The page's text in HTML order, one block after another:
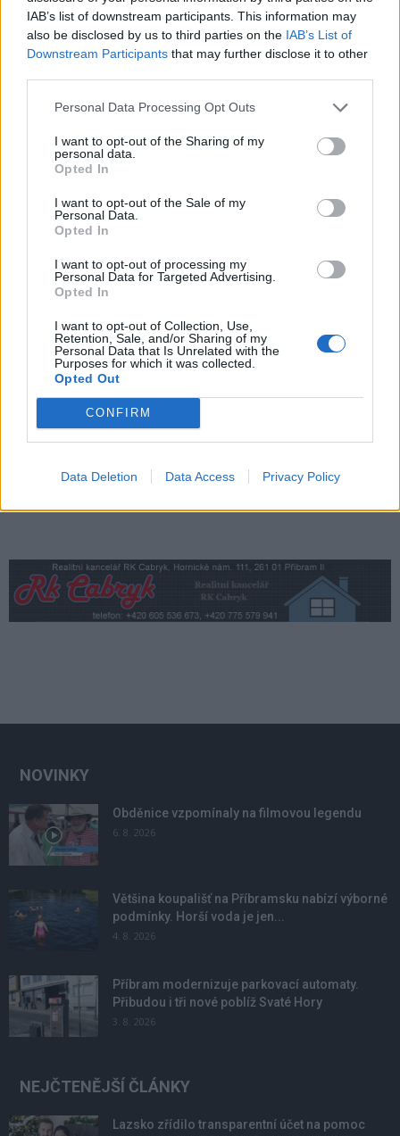
IAB’s list of downstream participants. This information may
also be disclosed by us to third parties on the IAB’s List of
Downstream Participants that may further disclose it to other
Personal Data Processing Opt Outs
I want to opt-out of the Sharing of my
personal data.
Opted In
I want to opt-out of the Sale of my
Personal Data.
Opted In
I want to opt-out of processing my
Personal Data for Targeted Advertising.
Opted In
I want to opt-out of Collection, Use,
Retention, Sale, and/or Sharing of my
Personal Data that Is Unrelated with the
Purposes for which it was collected.
Opted Out
CONFIRM
Data Deletion Data Access Privacy Policy
Policie žádá veřejnost o pomoc
při zjištění totožnosti zraněného
muže
Letos už přes 400 řidičů usedlo
na Příbramsku za volant „pod
vlivem“
SOUVISEJÍCÍ ČLÁNKY
VÍCE OD AUTORA
Zpravodajství
výborné podmínky. Horší voda je jen na
Živohošti
Příbram modernizuje parkovací automaty.
Přibudou i tři nové poblíž Svaté Hory
Zpravodajství
Středočeský kraj upravil pravidla soutěže.
Obce nově získají body i za předcházení
NOVINKY
Obděnice vzpomínaly na filmovou legendu
6. 8. 2026
Většina koupališť na Příbramsku nabízí výborné
podmínky. Horší voda je jen...
4. 8. 2026
Příbram modernizuje parkovací automaty.
Přibudou i tři nové poblíž Svaté Hory
3. 8. 2026
NEJČTENĚJŠÍ ČLÁNKY
Lazsko zřídilo transparentní účet na pomoc